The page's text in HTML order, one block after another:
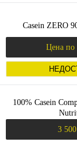
Casein ZERO
Цена по
100% Casein
3 500